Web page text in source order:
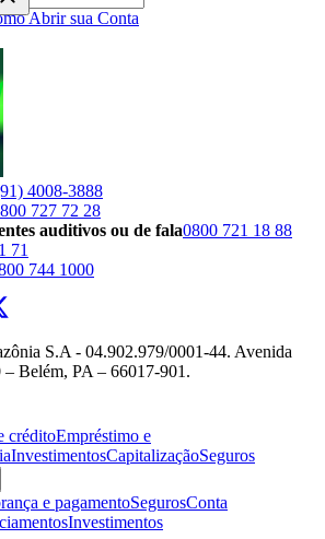
Abrir sua Conta
4008-3888
727 72 28
auditivos ou de fala0800 721 18 88
71
744 1000
S.A - 04.902.979/0001‐44. Avenida
– Belém, PA – 66017-901.
créditoEmpréstimo e
InvestimentosCapitalizaçãoSeguros
e pagamentoSegurosConta
Investimentos